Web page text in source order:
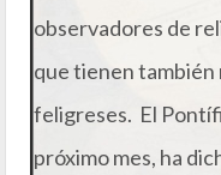
observadores de
que tienen también
feligreses. El
próximo mes, ha